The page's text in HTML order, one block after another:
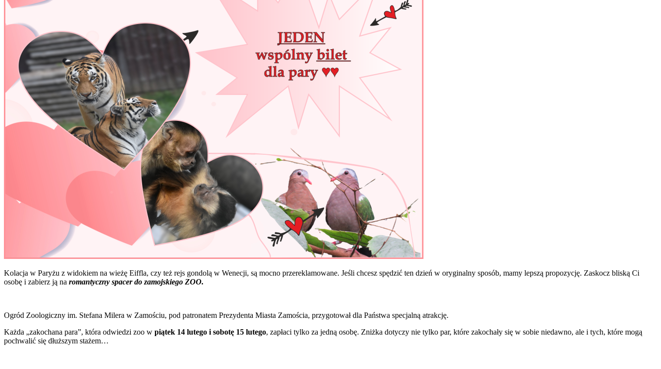
Kolacja w Paryżu z widokiem na wieżę Eiffla, czy też rejs gondolą w Wenecji, są mocno przereklamowane. Jeśli chcesz spędzić ten dzień w oryginalny sposób, mamy lepszą propozycję. Zaskocz bliską Ci
osobę i zabierz ją na romantyczny spacer do zamojskiego ZOO.
Ogród Zoologiczny im. Stefana Milera w Zamościu, pod patronatem Prezydenta Miasta Zamościa, przygotował dla Państwa specjalną atrakcję.
Każda „zakochana para”, która odwiedzi zoo w piątek 14 lutego i sobotę 15 lutego, zapłaci tylko za jedną osobę. Zniżka dotyczy nie tylko par, które zakochały się w sobie niedawno, ale i tych, które mogą
pochwalić się dłuższym stażem…